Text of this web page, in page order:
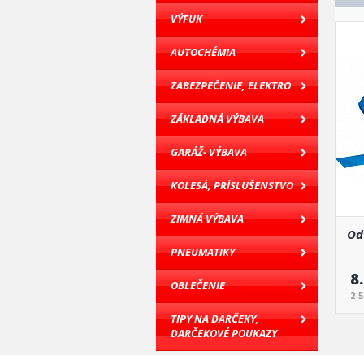
VÝFUK
AUTOCHÉMIA
ZABEZPEČENIE, ELEKTRO
ZÁKLADNÁ VÝBAVA
GARÁŽ- VÝBAVA
KOLESÁ, PRÍSLUŠENSTVO
ZIMNÁ VÝBAVA
PNEUMATIKY
OBLEČENIE
TIPY NA DARČEKY,
DARČEKOVÉ POUKAZY
2-